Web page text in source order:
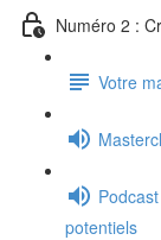
Numéro 2 :
Votre
potentiels